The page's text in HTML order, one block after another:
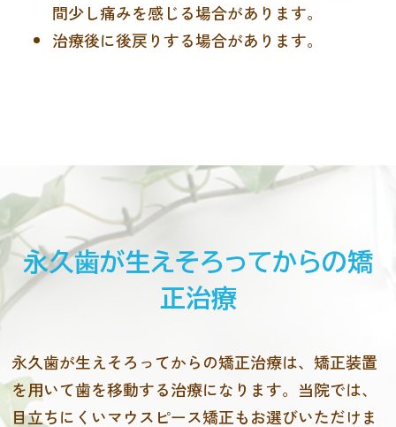
間少し痛みを感じる場合があります。
治療後に後戻りする場合があります。
永久歯が生えそろってからの矯
正治療
永久歯が生えそろってからの矯正治療は、矯正装置
を用いて歯を移動する治療になります。当院では、
目立ちにくいマウスピース矯正もお選びいただけま